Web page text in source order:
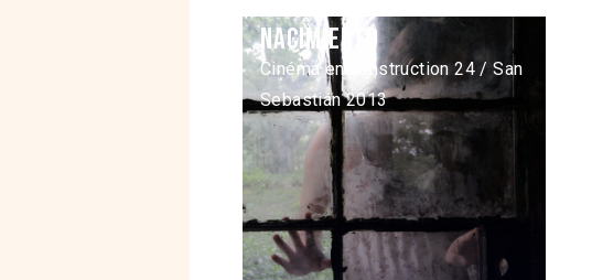
Nacimiento
Cinéma en construction 24 / San
Sebastián 2013